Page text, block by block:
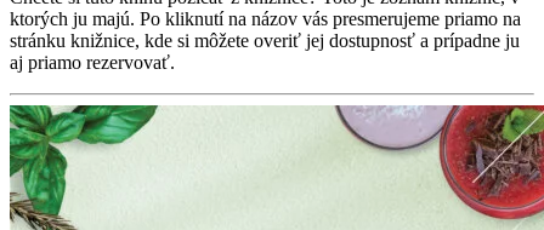
ktorých ju majú. Po kliknutí na názov vás presmerujeme priamo na
stránku knižnice, kde si môžete overiť jej dostupnosť a prípadne ju
aj priamo rezervovať.